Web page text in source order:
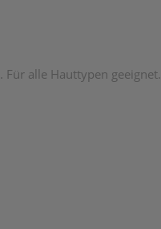
alle Hauttypen geeignet.